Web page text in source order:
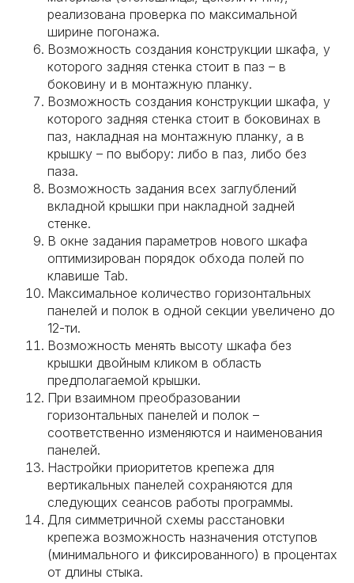
реализована проверка по максимальной
ширине погонажа.
Возможность создания конструкции шкафа, у
которого задняя стенка стоит в паз – в
боковину и в монтажную планку.
Возможность создания конструкции шкафа, у
которого задняя стенка стоит в боковинах в
паз, накладная на монтажную планку, а в
крышку – по выбору: либо в паз, либо без
паза.
Возможность задания всех заглублений
вкладной крышки при накладной задней
стенке.
В окне задания параметров нового шкафа
оптимизирован порядок обхода полей по
клавише Tab.
Максимальное количество горизонтальных
панелей и полок в одной секции увеличено до
12-ти.
Возможность менять высоту шкафа без
крышки двойным кликом в область
предполагаемой крышки.
При взаимном преобразовании
горизонтальных панелей и полок –
соответственно изменяются и наименования
панелей.
Настройки приоритетов крепежа для
вертикальных панелей сохраняются для
следующих сеансов работы программы.
Для симметричной схемы расстановки
крепежа возможность назначения отступов
(минимального и фиксированного) в процентах
от длины стыка.